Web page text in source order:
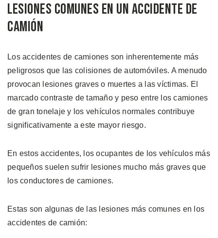
Lesiones Comunes en un Accidente de
Camión
Los accidentes de camiones son inherentemente más
peligrosos que las colisiones de automóviles. A menudo
provocan lesiones graves o muertes a las víctimas. El
marcado contraste de tamaño y peso entre los camiones
de gran tonelaje y los vehículos normales contribuye
significativamente a este mayor riesgo.
En estos accidentes, los ocupantes de los vehículos más
pequeños suelen sufrir lesiones mucho más graves que
los conductores de camiones.
Estas son algunas de las lesiones más comunes en los
accidentes de camión: